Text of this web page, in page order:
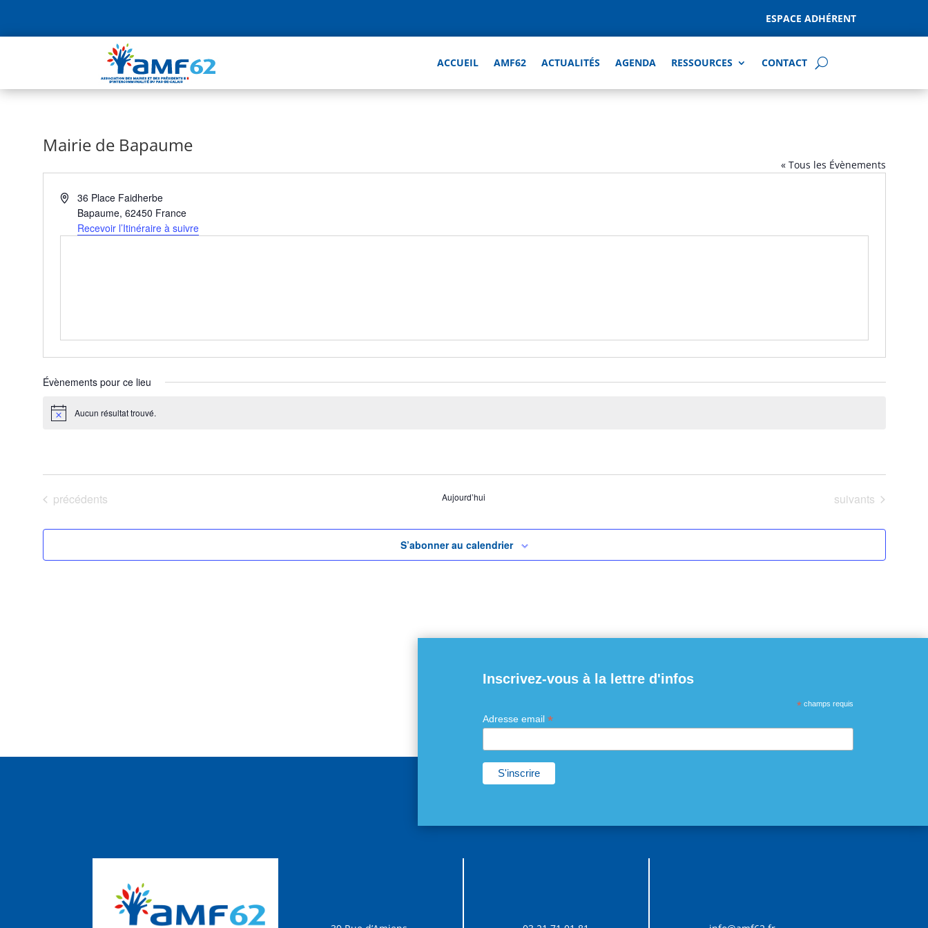
ESPACE ADHÉRENT
ACCUEIL AMF62 ACTUALITÉS AGENDA RESSOURCES CONTACT
Mairie de Bapaume
« Tous les Évènements
Adresse36 Place Faidherbe
Bapaume, 62450 France
Recevoir l’Itinéraire à suivre
Évènements pour ce lieu
Notice Aucun résultat trouvé.
date.Évènements
précédents Aujourd’hui Évènements
suivants
S’abonner au calendrier
Inscrivez-vous à la lettre d'infos
* champs requis
Adresse email *